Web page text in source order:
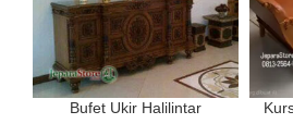
Bufet Ukir Halilintar